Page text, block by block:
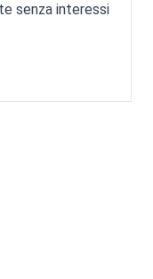
senza interessi